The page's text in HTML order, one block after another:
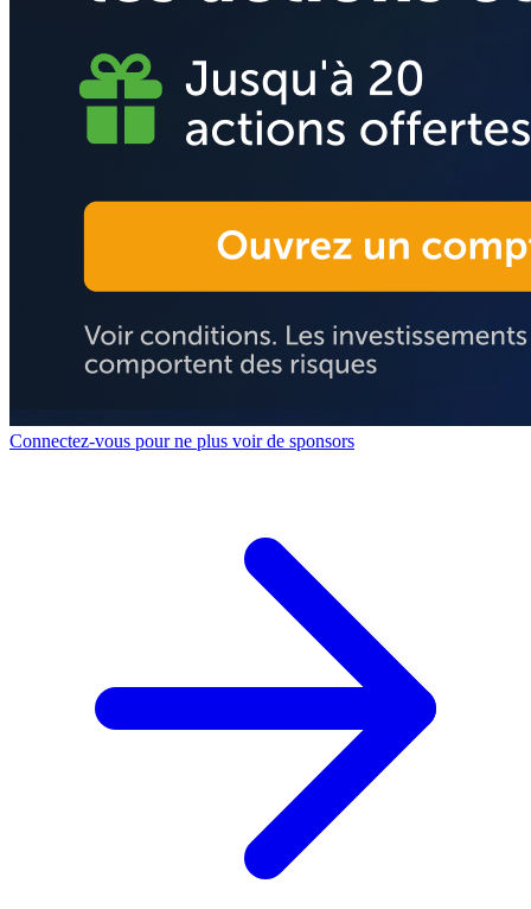
Connectez-vous pour ne plus voir de sponsors